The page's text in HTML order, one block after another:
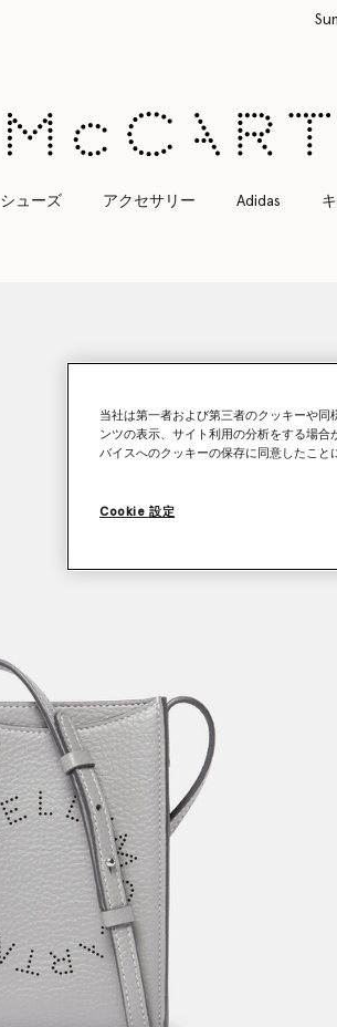
すべてのご注文
シューズ アクセサリー Adidas
当社は第一者および第三者のクッキーや
ンツの表示、サイト利用の分析をする場
バイスへのクッキーの保存に同意したこと
Cookie 設定